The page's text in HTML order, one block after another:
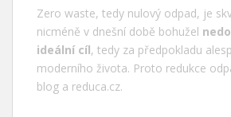
Zero waste, tedy nulový odpad, je
nicméně v dnešní době bohužel
ideální cíl, tedy za předpokladu
moderního života. Proto redukce
blog a reduca.cz.